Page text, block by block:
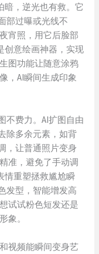
暗，逆光也有救。它
部过曝或光线不
宵照，用它后脸部
创意绘画神器，实现
图功能让随意涂鸦
，AI瞬间生成印象
不费力。AI扩图自由
除多余元素，如背
，让普通照片变身
准，避免了手动调
情重塑拯救尴尬瞬
发型，智能增发高
试试粉色短发还是
象。
视频能瞬间变身艺